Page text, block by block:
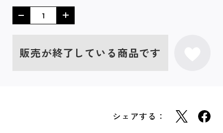
販売が終了している商品です
シェアする：